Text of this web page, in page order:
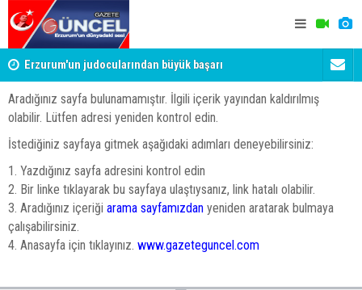
Erzurum'un judocularından büyük başarı Merhum
verildi
Aradığınız sayfa bulunamamıştır. İlgili içerik yayından kaldırılmış
olabilir. Lütfen adresi yeniden kontrol edin.
İstediğiniz sayfaya gitmek aşağıdaki adımları deneyebilirsiniz:
1. Yazdığınız sayfa adresini kontrol edin
2. Bir linke tıklayarak bu sayfaya ulaştıysanız, link hatalı olabilir.
3. Aradığınız içeriği arama sayfamızdan yeniden aratarak bulmaya
çalışabilirsiniz.
4. Anasayfa için tıklayınız. www.gazeteguncel.com